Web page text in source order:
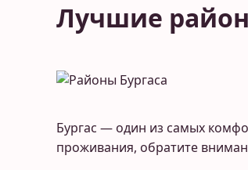
Лучшие
Бургас — один из самых
проживания, обратите